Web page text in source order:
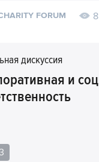
FORUM
дискуссия
и